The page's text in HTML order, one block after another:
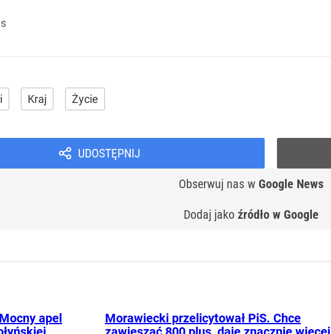
Kraj Życie
UDOSTĘPNIJ
Obserwuj nas w Google News
Dodaj jako źródło w Google
apel
Morawiecki przelicytował PiS. Chce